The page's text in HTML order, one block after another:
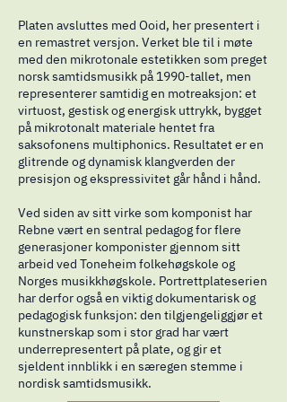
Platen avsluttes med Ooid, her presentert i
en remastret versjon. Verket ble til i møte
med den mikrotonale estetikken som preget
norsk samtidsmusikk på 1990-tallet, men
representerer samtidig en motreaksjon: et
virtuost, gestisk og energisk uttrykk, bygget
på mikrotonalt materiale hentet fra
saksofonens multiphonics. Resultatet er en
glitrende og dynamisk klangverden der
presisjon og ekspressivitet går hånd i hånd.
Ved siden av sitt virke som komponist har
Rebne vært en sentral pedagog for flere
generasjoner komponister gjennom sitt
arbeid ved Toneheim folkehøgskole og
Norges musikkhøgskole. Portrettplateserien
har derfor også en viktig dokumentarisk og
pedagogisk funksjon: den tilgjengeliggjør et
kunstnerskap som i stor grad har vært
underrepresentert på plate, og gir et
sjeldent innblikk i en særegen stemme i
nordisk samtidsmusikk.